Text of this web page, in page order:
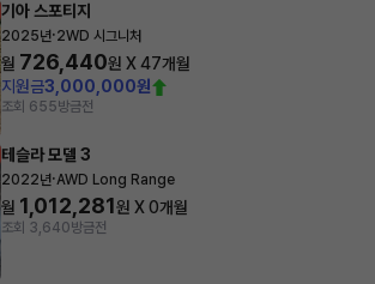
기아 스포티지
2025년·2WD 시그니처
월 726,440원 X47개월
지원금3,000,000원
조회 655방금전
테슬라 모델 3
2022년·AWD Long Range
월 1,012,281원 X0개월
조회 3,640방금전